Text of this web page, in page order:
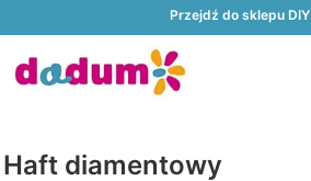
treści
Przejdź do sklepu DIY
Haft diamentowy